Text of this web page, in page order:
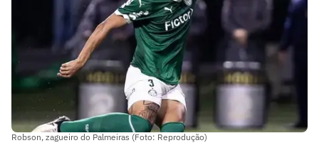
Robson, zagueiro do Palmeiras (Foto: Reprodução)